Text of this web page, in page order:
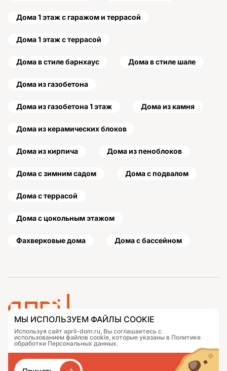
Дома 1 этаж с гаражом и террасой
Дома 1 этаж с террасой
Дома в стиле барнхаус Дома в стиле шале
Дома из газобетона
Дома из газобетона 1 этаж Дома из камня
Дома из керамических блоков
Дома из кирпича Дома из пеноблоков
Дома с зимним садом Дома с подвалом
Дома с террасой
Дома с цокольным этажом
Фахверковые дома Дома с бассейном
Проекты
Подобрать дом
Портфолио
О компании
Контакты
Журнал
Как заказать
МЫ ИСПОЛЬЗУЕМ ФАЙЛЫ COOKIE
Используя сайт april-dom.ru, Вы соглашаетесь с
использованием файлов cookie, которые указаны в Политике
обработки Персональных данных.